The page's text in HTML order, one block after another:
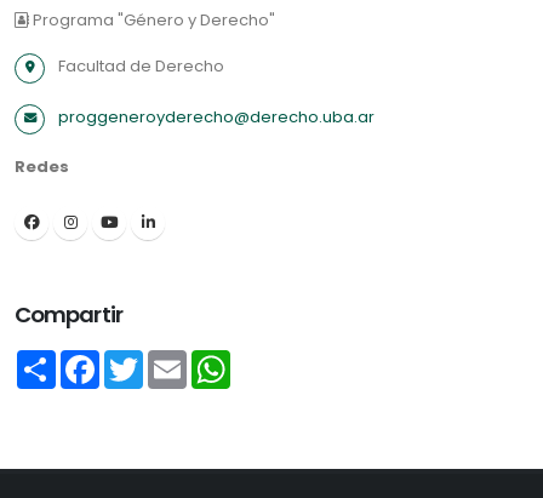
Programa "Género y Derecho"
Facultad de Derecho
proggeneroyderecho@derecho.uba.ar
Redes
Compartir
Share Facebook
TwitterEmail